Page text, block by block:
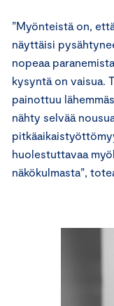
”Myönteistä on,
näyttäisi
nopeaa
kysyntä on vaisua.
painottuu
nähty selvää
huolestuttavaa
näkökulmasta”,